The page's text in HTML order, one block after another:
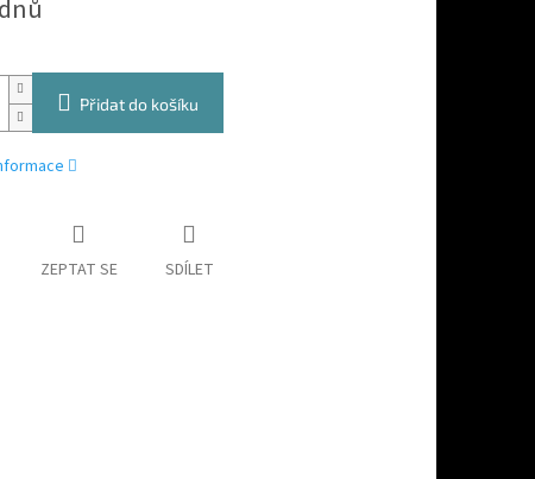
Přidat do košíku
ZEPTAT SE SDÍLET